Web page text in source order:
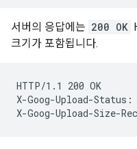
서버의 응답에는 200 OK
크기가 포함됩니다.
HTTP/1.1 200 OK
X-Goog-Upload-